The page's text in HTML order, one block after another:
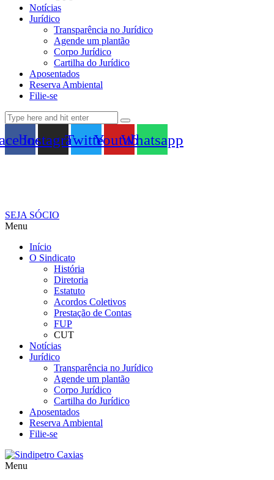
Notícias
Jurídico
Transparência no Jurídico
Agende um plantão
Corpo Jurídico
Cartilha do Jurídico
Aposentados
Reserva Ambiental
Filie-se
InstagramTwitterYoutubeWhatsapp
SEJA SÓCIO
Menu
Início
O Sindicato
História
Diretoria
Estatuto
Acordos Coletivos
Prestação de Contas
FUP
CUT
Notícias
Jurídico
Transparência no Jurídico
Agende um plantão
Corpo Jurídico
Cartilha do Jurídico
Aposentados
Reserva Ambiental
Filie-se
Menu